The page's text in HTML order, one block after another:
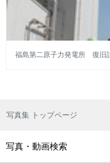
福島第二原子力発電所 復旧
写真集 トップページ
写真・動画検索